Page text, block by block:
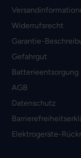
Widerrufsrecht
Garantie-
Gefahrgut
Batterieentsorgung
AGB
Datenschutz
Elektrogeräte-